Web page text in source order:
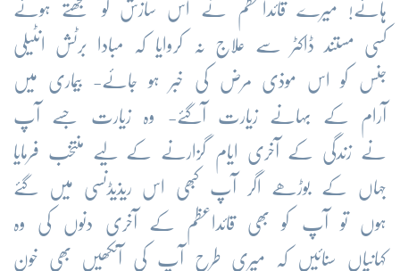
ہائے! میرے قائداعظم نے اس سازش کو سمجھتے ہوئے
کسی مستند ڈاکٹر سے علاج نہ کروایا کہ مبادا برٹش انٹیلی
جنس کو اس موذی مرض کی خبر ہو جائے- بیماری میں
آرام کے بہانے زیارت آگئے- وہ زیارت جسے آپ
نے زندگی کے آخری ایام گزارنے کے لیے منتخب فرمایا
جہاں کے بوڑھے اگر آپ کبھی اس ریذیڈنسی میں گئے
ہوں تو آپ کو بھی قائداعظم کے آخری دنوں کی وہ
کہانیاں سنائیں کہ میری طرح آپ کی آنکھیں بھی خون